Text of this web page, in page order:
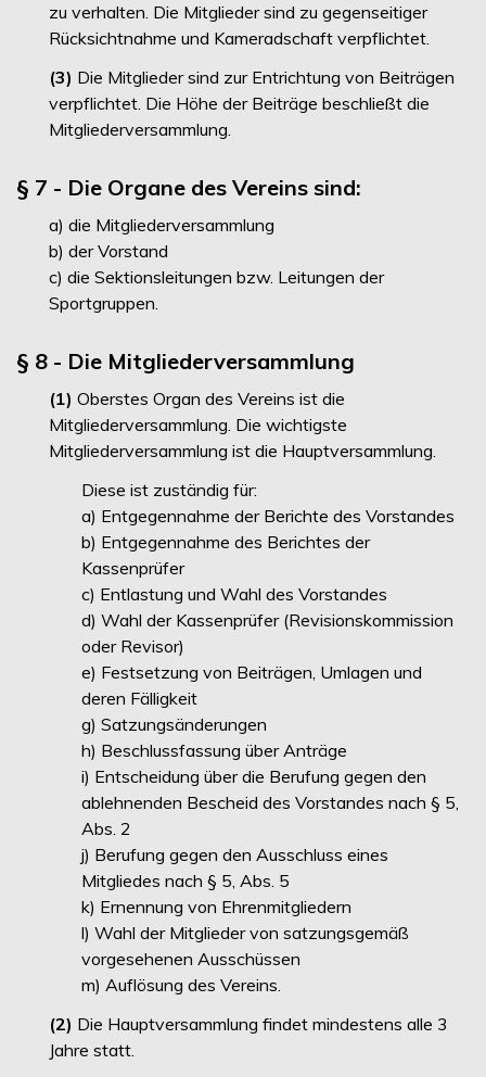
zu verhalten. Die Mitglieder sind zu gegenseitiger
Rücksichtnahme und Kameradschaft verpflichtet.
(3) Die Mitglieder sind zur Entrichtung von Beiträgen
verpflichtet. Die Höhe der Beiträge beschließt die
Mitgliederversammlung.
§ 7 - Die Organe des Vereins sind:
a) die Mitgliederversammlung
b) der Vorstand
c) die Sektionsleitungen bzw. Leitungen der
Sportgruppen.
§ 8 - Die Mitgliederversammlung
(1) Oberstes Organ des Vereins ist die
Mitgliederversammlung. Die wichtigste
Mitgliederversammlung ist die Hauptversammlung.
Diese ist zuständig für:
a) Entgegennahme der Berichte des Vorstandes
b) Entgegennahme des Berichtes der
Kassenprüfer
c) Entlastung und Wahl des Vorstandes
d) Wahl der Kassenprüfer (Revisionskommission
oder Revisor)
e) Festsetzung von Beiträgen, Umlagen und
deren Fälligkeit
g) Satzungsänderungen
h) Beschlussfassung über Anträge
i) Entscheidung über die Berufung gegen den
ablehnenden Bescheid des Vorstandes nach § 5,
Abs. 2
j) Berufung gegen den Ausschluss eines
Mitgliedes nach § 5, Abs. 5
k) Ernennung von Ehrenmitgliedern
l) Wahl der Mitglieder von satzungsgemäß
vorgesehenen Ausschüssen
m) Auflösung des Vereins.
(2) Die Hauptversammlung findet mindestens alle 3
Jahre statt.